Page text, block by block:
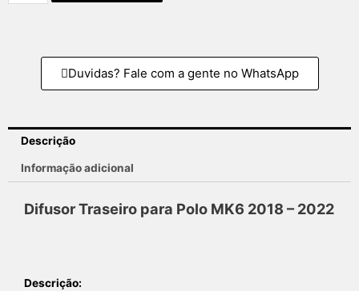
Duvidas? Fale com a gente no WhatsApp
Descrição
Informação adicional
Difusor Traseiro para Polo MK6 2018 – 2022
Descrição: